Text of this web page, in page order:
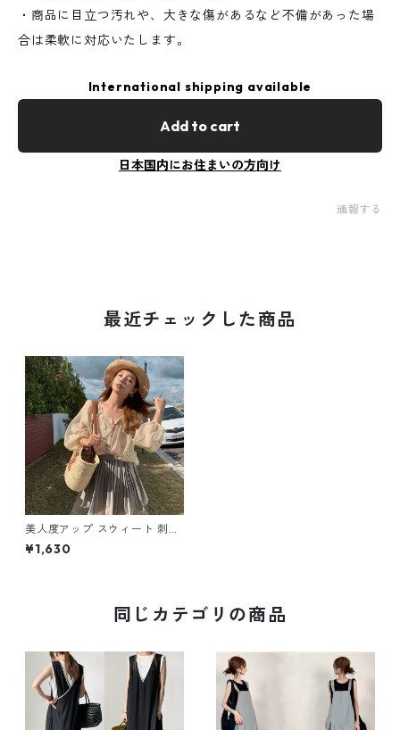
・商品に目立つ汚れや、大きな傷があるなど不備があった場
合は柔軟に対応いたします。
International shipping available
Add to cart
日本国内にお住まいの方向け
通報する
最近チェックした商品
美人度アップ スウィート 刺繍
透け感 日焼け対策 ブラウス m
-415
¥1,630
同じカテゴリの商品